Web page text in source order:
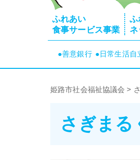
ふれあい
食事サービス事業
ふ
●善意銀行 ●日常生活自
姫路市社会福祉協議会 >
さぎまる